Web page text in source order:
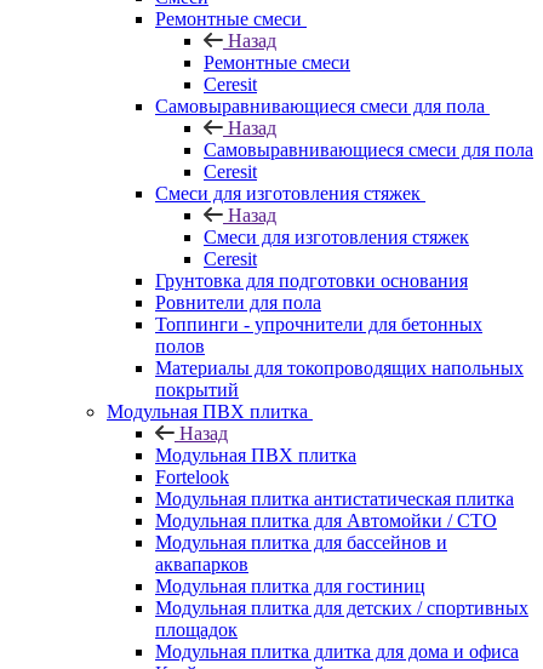
Ремонтные смеси
Назад
Ремонтные смеси
Ceresit
Самовыравнивающиеся смеси для пола
Назад
Самовыравнивающиеся смеси для пола
Ceresit
Смеси для изготовления стяжек
Назад
Смеси для изготовления стяжек
Ceresit
Грунтовка для подготовки основания
Ровнители для пола
Топпинги - упрочнители для бетонных
полов
Материалы для токопроводящих напольных
покрытий
Модульная ПВХ плитка
Назад
Модульная ПВХ плитка
Fortelook
Модульная плитка антистатическая плитка
Модульная плитка для Автомойки / СТО
Модульная плитка для бассейнов и
аквапарков
Модульная плитка для гостиниц
Модульная плитка для детских / спортивных
площадок
Модульная плитка длитка для дома и офиса